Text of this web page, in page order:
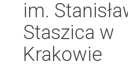
im.
Staszica w
Krakowie